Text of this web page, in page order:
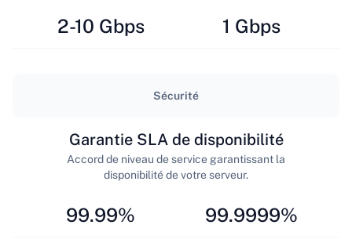
2-10 Gbps 1 Gbps
Sécurité
99.99%
Garantie SLA de disponibilité
Accord de niveau de service garantissant la
disponibilité de votre serveur.
99.9999%